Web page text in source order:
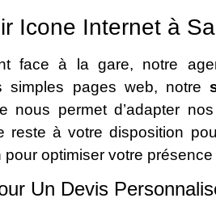
Icone Internet à
face à la gare, notre
simples pages web, notre
nous permet d’adapter
reste à votre disposition
optimiser votre présence
Un Devis